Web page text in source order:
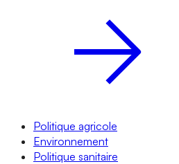
Politique agricole
Environnement
Politique sanitaire